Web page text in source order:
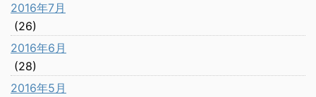
2016年7月
(26)
2016年6月
(28)
2016年5月